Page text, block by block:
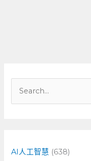
字
AI人工智慧 (638)